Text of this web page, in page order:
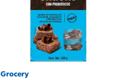
Grocery